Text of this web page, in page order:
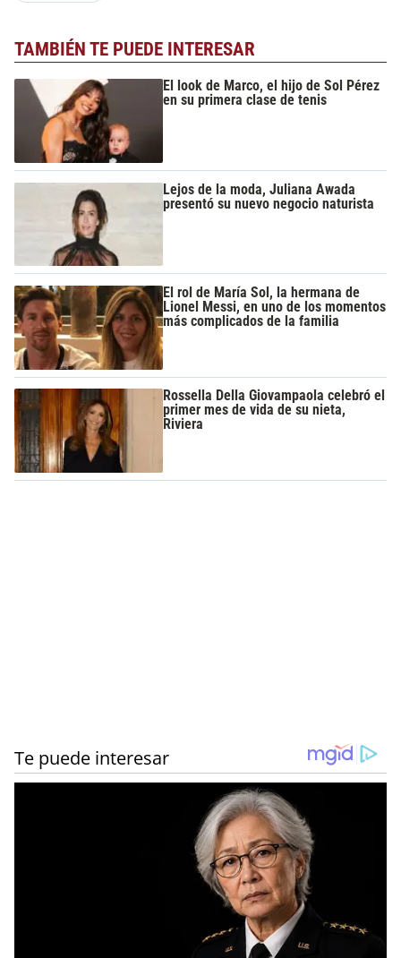
TAMBIÉN TE PUEDE INTERESAR
El look de Marco, el hijo de Sol Pérez
en su primera clase de tenis
Lejos de la moda, Juliana Awada
presentó su nuevo negocio naturista
El rol de María Sol, la hermana de
Lionel Messi, en uno de los momentos
más complicados de la familia
Rossella Della Giovampaola celebró el
primer mes de vida de su nieta,
Riviera